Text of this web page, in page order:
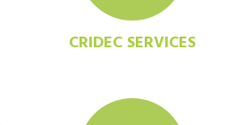
CRIDEC SERVICES